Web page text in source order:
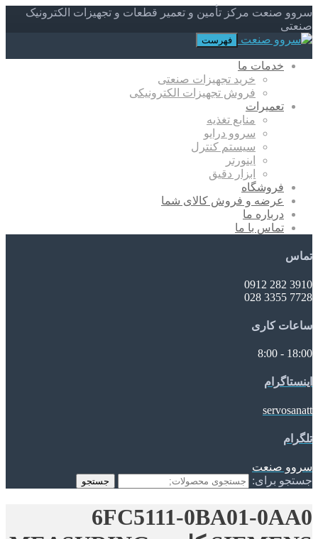
سروو صنعت مرکز تأمین و تعمیر قطعات و تجهیزات الکترونیک
صنعتی
فهرست
خدمات ما
خرید تجهیزات صنعتی
فروش تجهیزات الکترونیکی
تعمیرات
منابع تغذیه
سروو درایو
سیستم کنترل
اینورتر
ابزار دقیق
فروشگاه
عرضه و فروش کالای شما
درباره ما
تماس با ما
تماس
3910 282 0912
7728 3355 028
ساعات کاری
18:00 - 8:00
اینستاگرام
servosanatt
تلگرام
سروو صنعت
جستجو برای:
جستجو
6FC5111-0BA01-0AA0